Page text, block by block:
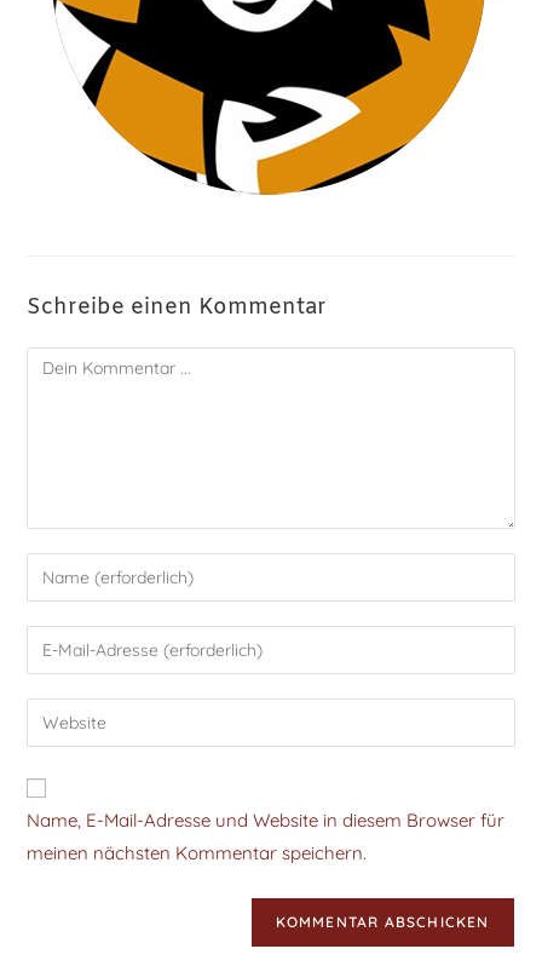
Schreibe einen Kommentar
Name, E-Mail-Adresse und Website in diesem Browser für
meinen nächsten Kommentar speichern.